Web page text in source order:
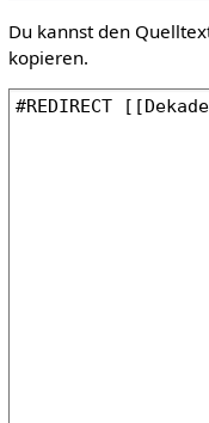
Du kannst den
kopieren.